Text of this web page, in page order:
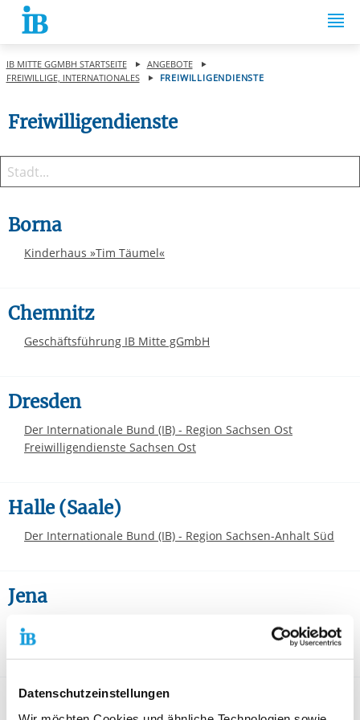
Datenschutzeinstellungen
Springe zum Inhalt
IB MITTE GGMBH STARTSEITE
ANGEBOTE
FREIWILLIGE, INTERNATIONALES
FREIWILLIGENDIENSTE
Freiwilligendienste
Borna
Kinderhaus »Tim Täumel«
Chemnitz
Geschäftsführung IB Mitte gGmbH
Dresden
Der Internationale Bund (IB) - Region Sachsen Ost
Freiwilligendienste Sachsen Ost
Halle (Saale)
Der Internationale Bund (IB) - Region Sachsen-Anhalt Süd
Jena
Freiwilligendienste Thüringen Ost - FSJ
Leipzig